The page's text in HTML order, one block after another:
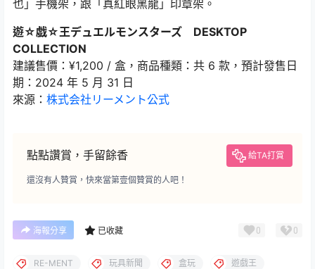
也」手機架，跟「真紅眼黑龍」印章架。
遊☆戯☆王デュエルモンスターズ DESKTOP
COLLECTION
建議售價：¥1,200 / 盒，商品種類：共 6 款，預計發售日
期：2024 年 5 月 31 日
來源： 株式会社リーメント公式
點點讚賞，手留餘香 給TA打賞
還沒有人贊賞，快來當第壹個贊賞的人吧！
海報分享 已收藏 0 0
RE-MENT 玩具新聞 盒玩 遊戲王